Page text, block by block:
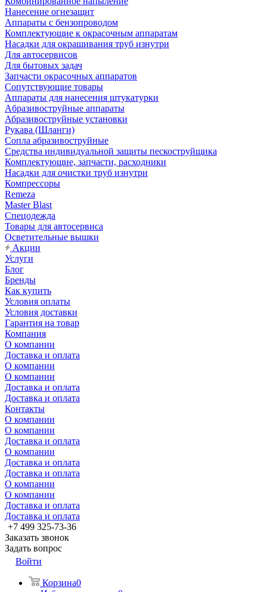
Нанесение огнезащит
Аппараты с бензопроводом
Комплектующие к окрасочным аппаратам
Насадки для окрашивания труб изнутри
Для автосервисов
Для бытовых задач
Запчасти окрасочных аппаратов
Сопутствующие товары
Аппараты для нанесения штукатурки
Aбразивоструйные аппараты
Абразивоструйные установки
Рукава (Шланги)
Сопла абразивоструйные
Средства индивидуальной защиты пескоструйщика
Комплектующие, запчасти, расходники
Насадки для очистки труб изнутри
Компрессоры
Remeza
Master Blast
Спецодежда
Товары для автосервиса
Осветительные вышки
Акции
Услуги
Блог
Бренды
Как купить
Условия оплаты
Условия доставки
Гарантия на товар
Компания
О компании
Доставка и оплата
О компании
О компании
Доставка и оплата
Доставка и оплата
Контакты
О компании
О компании
Доставка и оплата
О компании
Доставка и оплата
Доставка и оплата
О компании
О компании
Доставка и оплата
Доставка и оплата
+7 499 325-73-36
Заказать звонок
Задать вопрос
Войти
Корзина0